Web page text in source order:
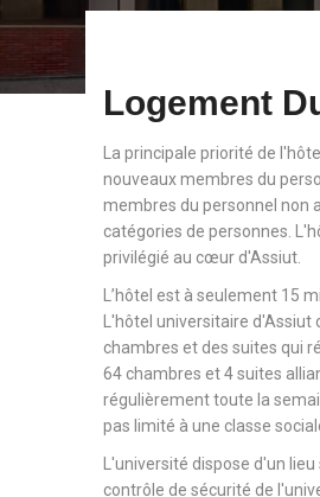
Logement
La principale priorité de
nouveaux membres du
membres du personnel non
catégories de personnes.
privilégié au cœur d'Assiut.
L’hôtel est à seulement 15
L'hôtel universitaire d'Assiut
chambres et des suites qui
64 chambres et 4 suites
régulièrement toute la
pas limité à une classe
L'université dispose d'un
contrôle de sécurité de